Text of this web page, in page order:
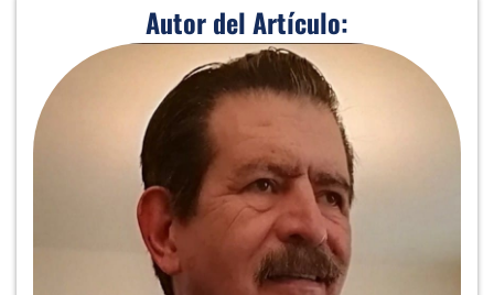
Autor del Artículo: